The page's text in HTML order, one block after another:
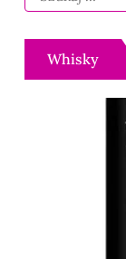
Whisky